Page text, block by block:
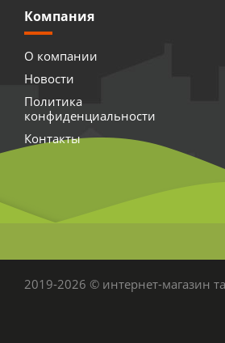
Компания
О компании
Новости
Политика
конфиденциальности
Контакты
2019-2026 © интернет-магазин